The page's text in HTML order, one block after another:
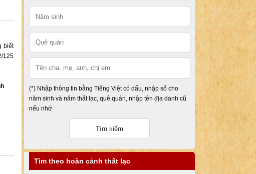
biết
125
(*) Nhập thông tin bằng Tiếng Việt có dấu, nhập số cho
năm sinh và năm thất lạc, quê quán, nhập tên địa danh cũ
nếu nhớ
Tìm theo hoàn cảnh thất lạc